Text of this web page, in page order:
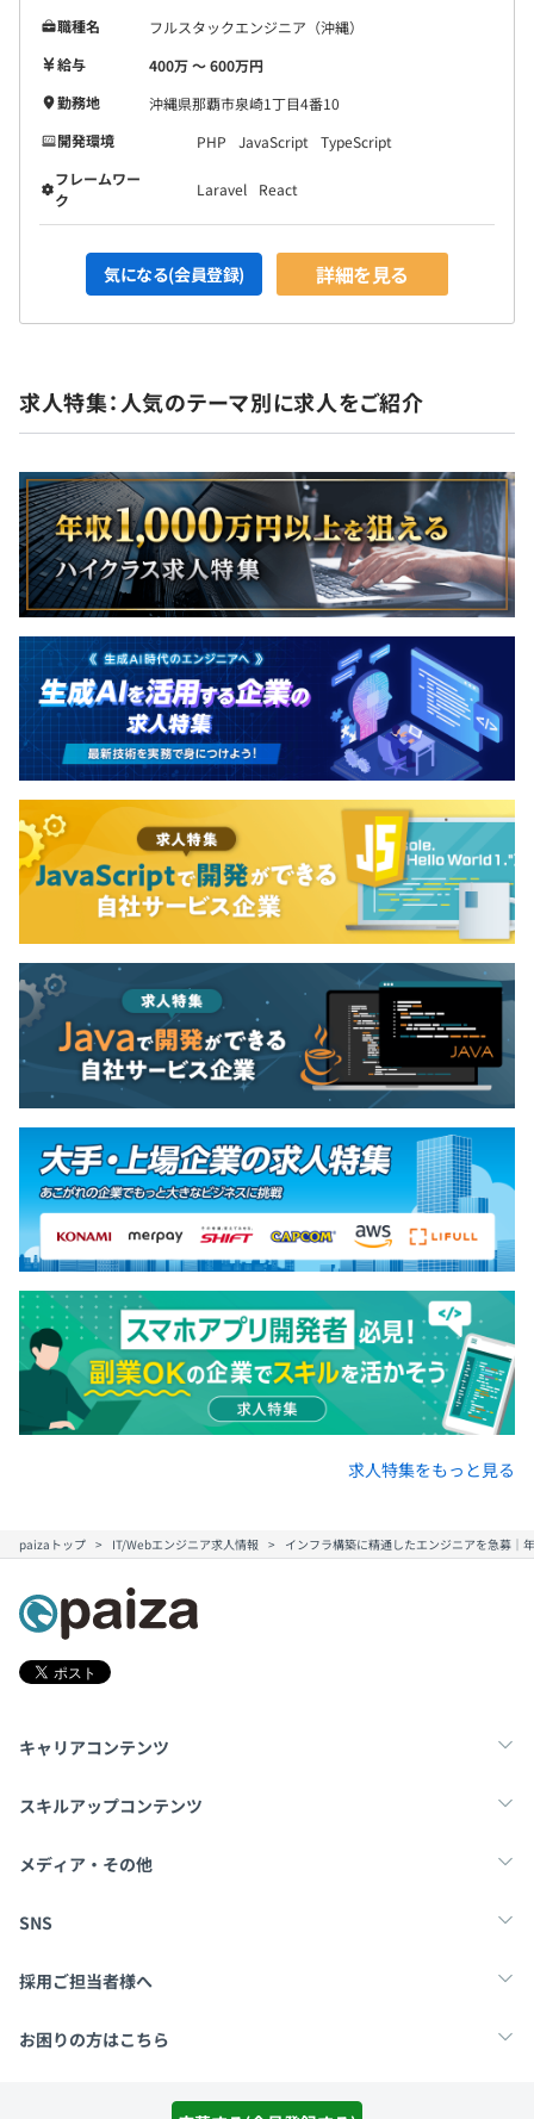
職種名
フルスタックエンジニア（沖縄）
給与
400万 〜 600万円
勤務地
沖縄県那覇市泉崎1丁目4番10
開発環境
PHP JavaScript
TypeScript
フレームワー
ク
Laravel React
気になる(会員登録) 詳細を見る
求人特集：人気のテーマ別に求人をご紹介
求人特集をもっと見る
paizaトップ IT/Webエンジニア求人情報 インフラ構築に精通したエンジニアを急募｜
キャリアコンテンツ
転職・キャリア
スキルアップコンテンツ
学習
メディア・その他
Tech Team Journal
SNS
X
採用ご担当者様へ
採用・教育をお考えの企業様へ
お困りの方はこちら
お問い合わせ・FAQ